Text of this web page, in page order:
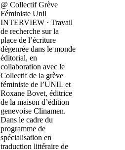
@ Collectif Grève
Féministe Unil
INTERVIEW · Travail
de recherche sur la
place de l’écriture
dégenrée dans le monde
éditorial, en
collaboration avec le
Collectif de la grève
féministe de l’UNIL et
Roxane Bovet, éditrice
de la maison d’édition
genevoise Clinamen.
Dans le cadre du
programme de
spécialisation en
traduction littéraire de